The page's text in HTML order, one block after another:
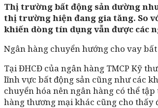
Thị trường bất động sản dường
thị trường hiện đang gia tăng. So
khiến dòng tín dụng vẫn được các
Ngân hàng chuyển hướng cho vay
Tại ĐHCĐ của ngân hàng TMCP Kỹ
lĩnh vực bất động sản cũng như các
chuyển hóa nên ngân hàng có thể
hàng thương mại khác cũng cho thấy